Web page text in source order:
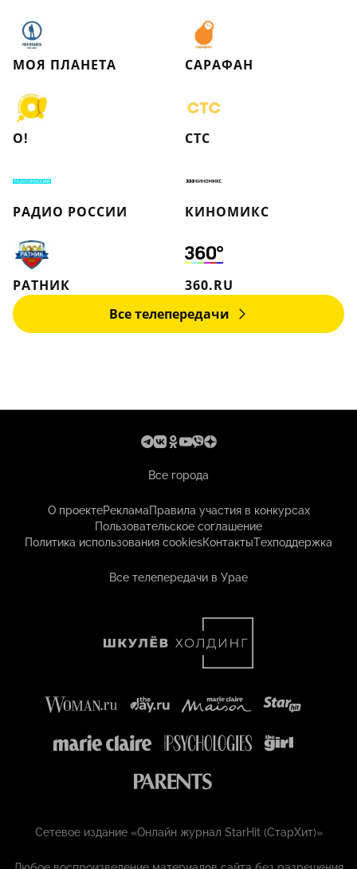
МОЯ ПЛАНЕТА САРАФАН
О! СТС
РАДИО РОССИИ КИНОМИКС
РАТНИК
360.RU
Все телепередачи
Все города
О проектеРекламаПравила участия в конкурсах
Пользовательское соглашение
Политика использования cookiesКонтактыТехподдержка
Все телепередачи в Урае
Сетевое издание «Онлайн журнал StarHit (СтарХит)»